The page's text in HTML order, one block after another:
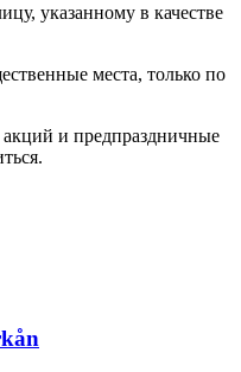
указанному в качестве
места, только по
и предпраздничные